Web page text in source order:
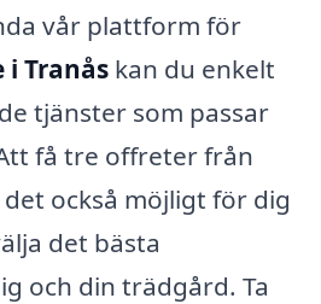
vår plattform för
Tranås kan du enkelt
tjänster som passar
få tre offreter från
också möjligt för dig
det bästa
och din trädgård. Ta